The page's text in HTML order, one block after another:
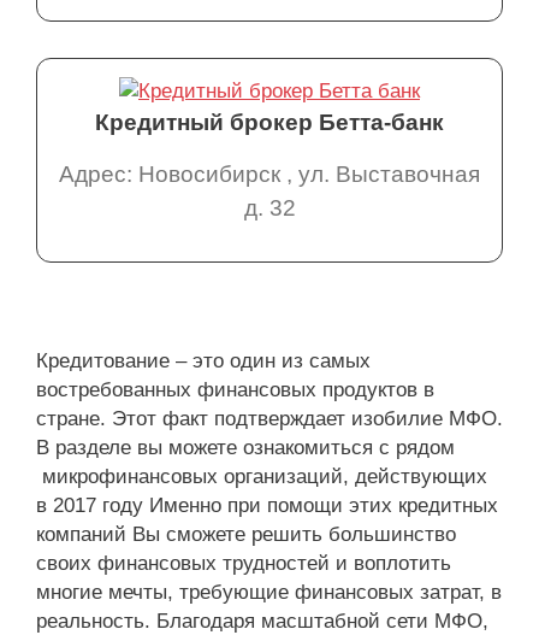
Кредитный брокер Бетта-банк
Адрес: Новосибирск , ул. Выставочная
д. 32
Кредитование – это один из самых
востребованных финансовых продуктов в
стране. Этот факт подтверждает изобилие МФО.
В разделе вы можете ознакомиться с рядом
микрофинансовых организаций, действующих
в 2017 году Именно при помощи этих кредитных
компаний Вы сможете решить большинство
своих финансовых трудностей и воплотить
многие мечты, требующие финансовых затрат, в
реальность. Благодаря масштабной сети МФО,